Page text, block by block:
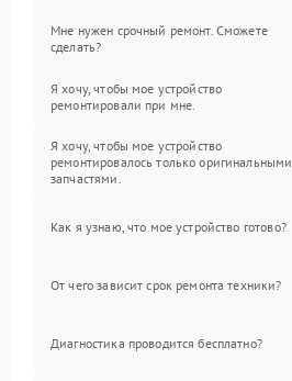
Мне нужен срочный ремонт. Сможете
сделать?
Я хочу, чтобы мое устройство
ремонтировали при мне.
Я хочу, чтобы мое устройство
ремонтировалось только оригинальными
запчастями.
Как я узнаю, что мое устройство готово?
От чего зависит срок ремонта техники?
Диагностика проводится бесплатно?